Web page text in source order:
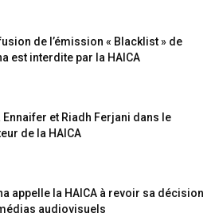
de l’émission « Blacklist » de
est interdite par la HAICA
Ennaifer et Riadh Ferjani dans le
de la HAICA
appelle la HAICA à revoir sa décision
audiovisuels